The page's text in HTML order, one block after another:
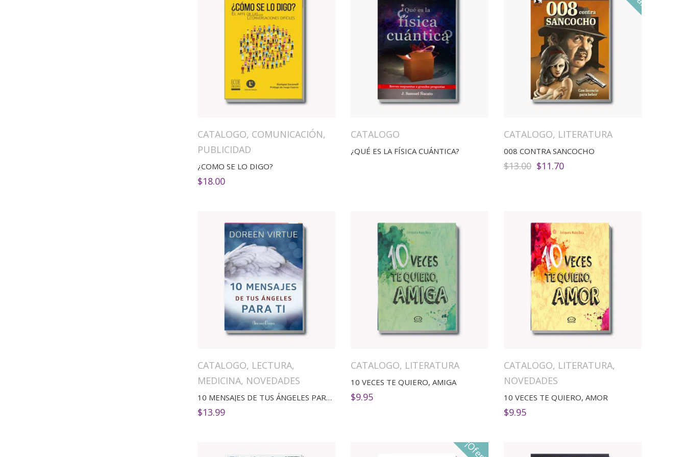
CATALOGO, COMUNICACIÓN,
PUBLICIDAD
¿COMO SE LO DIGO?
$18.00
CATALOGO
¿QUÉ ES LA FÍSICA CUÁNTICA?
CATALOGO, LITERATURA
008 CONTRA SANCOCHO
$13.00 El
$11.70El
CATALOGO, LECTURA,
MEDICINA, NOVEDADES
10 MENSAJES DE TUS ÁNGELES PARA TI
$13.99
CATALOGO, LITERATURA
10 VECES TE QUIERO, AMIGA
$9.95
CATALOGO, LITERATURA,
NOVEDADES
10 VECES TE QUIERO, AMOR
$9.95